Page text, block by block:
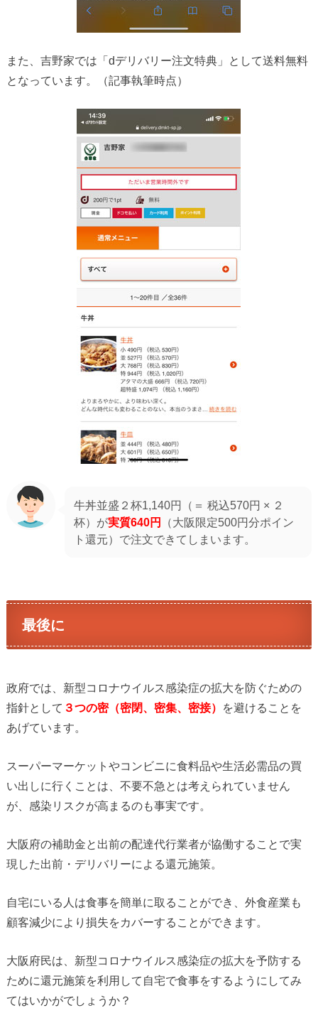
また、吉野家では「dデリバリー注文特典」として送料無料
となっています。（記事執筆時点）
牛丼並盛２杯1,140円（＝ 税込570円 × ２
杯）が実質640円
（大阪限定500円分ポイン
ト還元）で注文できてしまいます。
最後に
政府では、新型コロナウイルス感染症の拡大を防ぐための
指針として ３つの密（密閉、密集、密接）
を避けることを
あげています。
スーパーマーケットやコンビニに食料品や生活必需品の買
い出しに行くことは、不要不急とは考えられていません
が、感染リスクが高まるのも事実です。
大阪府の補助金と出前の配達代行業者が協働することで実
現した出前・デリバリーによる還元施策。
自宅にいる人は食事を簡単に取ることができ、外食産業も
顧客減少により損失をカバーすることができます。
大阪府民は、新型コロナウイルス感染症の拡大を予防する
ために還元施策を利用して自宅で食事をするようにしてみ
てはいかがでしょうか？